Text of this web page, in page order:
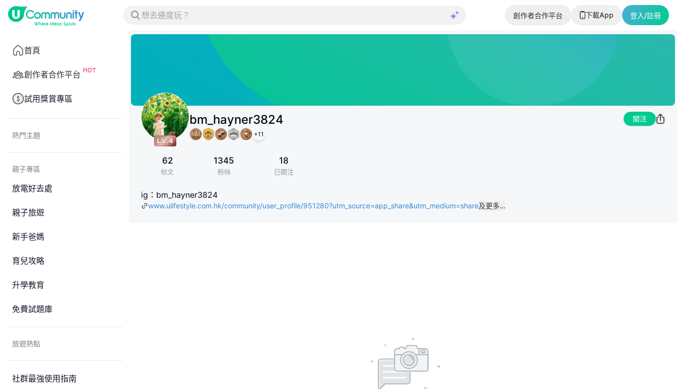
創作者合作平台 下載App 登入/註冊
首頁
創作者合作平台
試用獎賞專區
熱門主題
親子專區
放電好去處
親子旅遊
新手爸媽
育兒攻略
升學教育
免費試題庫
旅遊熱點
社群最強使用指南
bm_hayner3824
+11
關注
62
帖文
1345
粉絲
18
已關注
ig：bm_hayner3824
www.ulifestyle.com.hk/community/user_profile/951280?utm_source=app_share&utm_medium=share及更多…